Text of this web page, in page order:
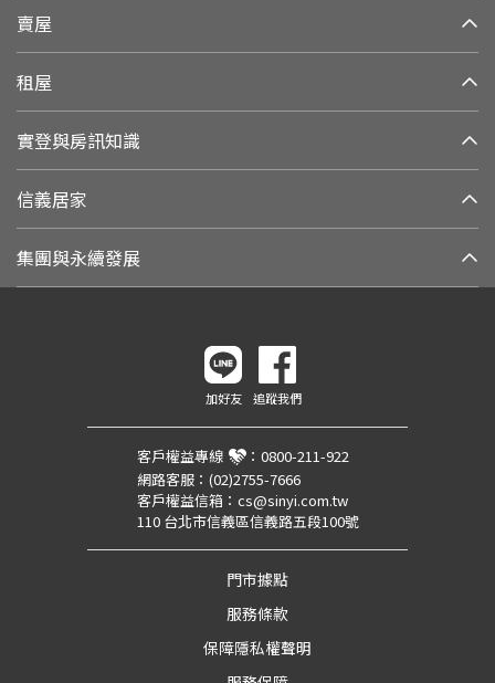
賣屋
租屋
實登與房訊知識
信義居家
集團與永續發展
加好友 追蹤我們
客戶權益專線 ： 0800-211-922
網路客服： (02)2755-7666
客戶權益信箱： cs@sinyi.com.tw
110 台北市信義區信義路五段100號
門市據點
服務條款
保障隱私權聲明